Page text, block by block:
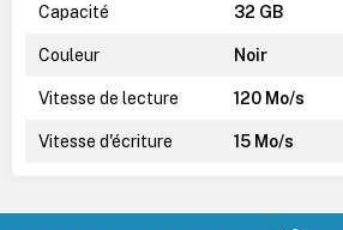
Capacité 32 GB
Couleur Noir
Vitesse de lecture 120 Mo/s
Vitesse d'écriture 15 Mo/s